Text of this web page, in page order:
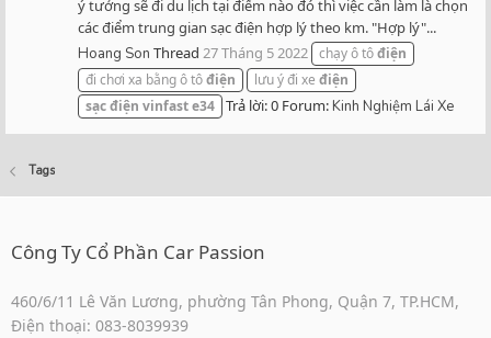
ý tưởng sẽ đi du lịch tại điểm nào đó thì việc cần làm là chọn
các điểm trung gian sạc điện hợp lý theo km. "Hợp lý"...
Hoang Son Thread 27 Tháng 5 2022 chạy ô tôđiện
đi chơi xa bằng ô tôđiện lưu ý đi xe điện
sạcđiện vinfaste34 Trả lời: 0 Forum:Kinh Nghiệm Lái Xe
Tags
Công Ty Cổ Phần Car Passion
460/6/11 Lê Văn Lương, phường Tân Phong, Quận 7, TP.HCM,
Điện thoại: 083-8039939